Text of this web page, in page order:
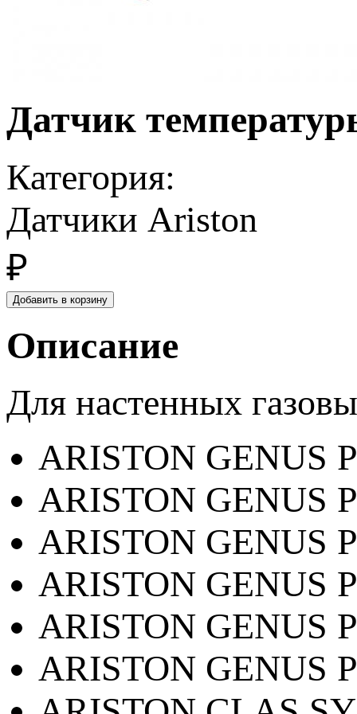
Датчик
Категория:
Датчики Ariston
₽
Описание
Для настенных
ARISTON GENUS
ARISTON GENUS
ARISTON GENUS
ARISTON GENUS
ARISTON GENUS
ARISTON GENUS